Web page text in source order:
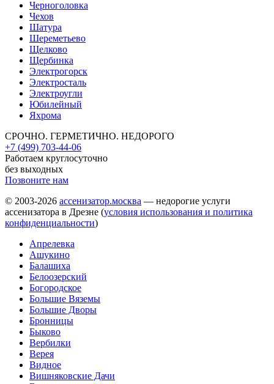
Черноголовка
Чехов
Шатура
Шереметьево
Щелково
Щербинка
Электрогорск
Электросталь
Электроугли
Юбилейный
Яхрома
СРОЧНО. ГЕРМЕТИЧНО. НЕДОРОГО
+7 (499) 703-44-06
Работаем круглосуточно
без выходных
Позвоните нам
© 2003-2026 ассенизатор.москва — недорогие услуги
ассенизатора в Дрезне (условия использования и политика
конфиденциальности)
Апрелевка
Ашукино
Балашиха
Белоозерский
Богородское
Большие Вяземы
Большие Дворы
Бронницы
Быково
Вербилки
Верея
Видное
Вишняковские Дачи